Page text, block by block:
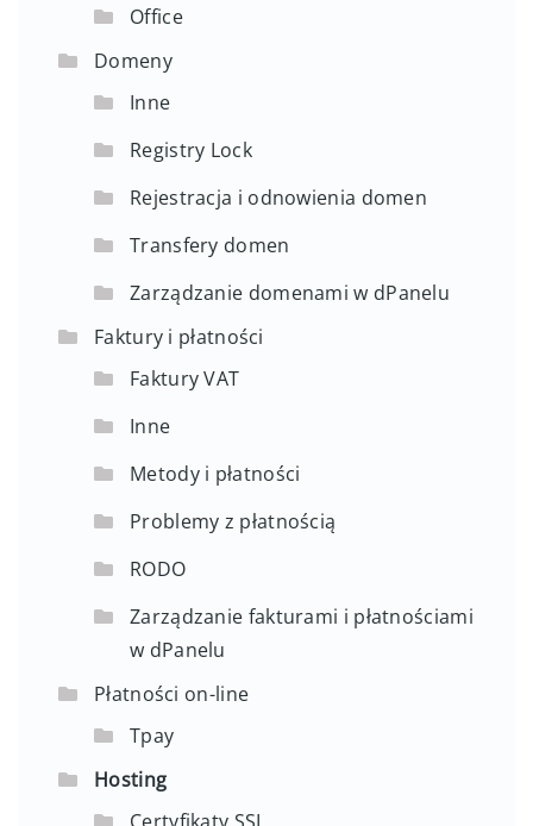
Office
Domeny
Inne
Registry Lock
Rejestracja i odnowienia domen
Transfery domen
Zarządzanie domenami w dPanelu
Faktury i płatności
Faktury VAT
Inne
Metody i płatności
Problemy z płatnością
RODO
Zarządzanie fakturami i płatnościami
w dPanelu
Płatności on-line
Tpay
Hosting